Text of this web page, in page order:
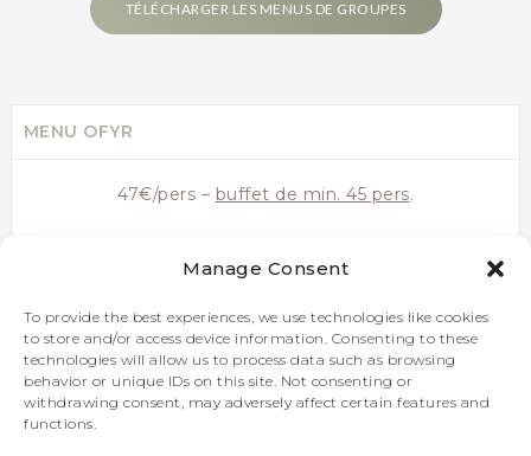
Manage Consent
To provide the best experiences, we use technologies like cookies
to store and/or access device information. Consenting to these
technologies will allow us to process data such as browsing
behavior or unique IDs on this site. Not consenting or
withdrawing consent, may adversely affect certain features and
functions.
TÉLÉCHARGER LES MENUS DE GROUPES
MENU OFYR
47€/pers – buffet de min. 45 pers.
pistou, coriandre
Bœuf holstein belge au poivre sumac
Kefta de veau aux herbes, yaourt menthe & sauge
Filet de bar, huile vierge